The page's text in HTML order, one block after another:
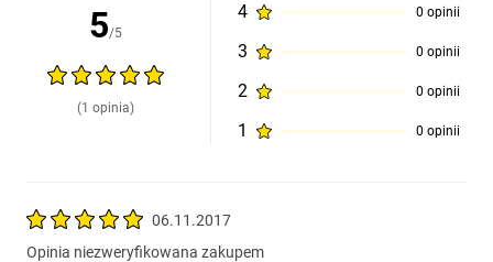
5/5
(1 opinia)
4 0 opinii
3 0 opinii
2 0 opinii
1 0 opinii
06.11.2017
Opinia niezweryfikowana zakupem